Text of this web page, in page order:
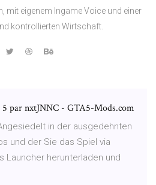
mit eigenem Ingame Voice und einer
kontrollierten Wirtschaft.
par nxtJNNC - GTA5-Mods.com
in der ausgedehnten
und der Sie das Spiel via
Launcher herunterladen und